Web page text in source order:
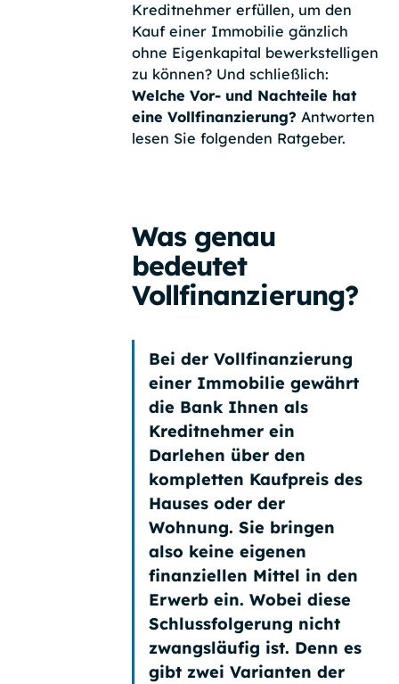
Kreditnehmer erfüllen, um den
Kauf einer Immobilie gänzlich
ohne Eigenkapital bewerkstelligen
zu können? Und schließlich:
Welche Vor- und Nachteile hat
eine Vollfinanzierung? Antworten
lesen Sie folgenden Ratgeber.
Was genau
bedeutet
Vollfinanzierung?
Bei der Vollfinanzierung
einer Immobilie gewährt
die Bank Ihnen als
Kreditnehmer ein
Darlehen über den
kompletten Kaufpreis des
Hauses oder der
Wohnung. Sie bringen
also keine eigenen
finanziellen Mittel in den
Erwerb ein. Wobei diese
Schlussfolgerung nicht
zwangsläufig ist. Denn es
gibt zwei Varianten der